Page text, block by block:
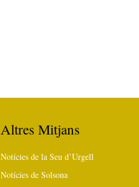
Altres Mitjans
Notícies de la Seu d’Urgell
Notícies de Solsona